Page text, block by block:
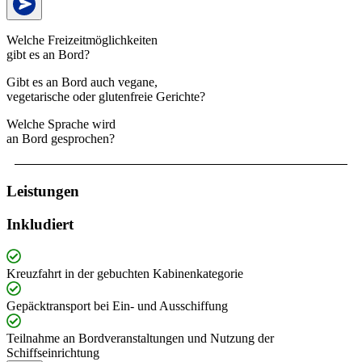
Welche Freizeitmöglichkeiten
gibt es an Bord?
Gibt es an Bord auch vegane,
vegetarische oder glutenfreie Gerichte?
Welche Sprache wird
an Bord gesprochen?
Leistungen
Inkludiert
Kreuzfahrt in der gebuchten Kabinenkategorie
Gepäcktransport bei Ein- und Ausschiffung
Teilnahme an Bordveranstaltungen und Nutzung der
Schiffseinrichtung